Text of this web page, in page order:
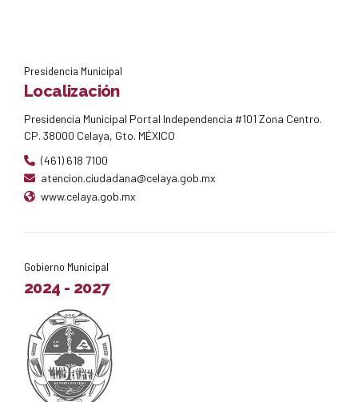
Presidencia Municipal
Localización
Presidencia Municipal Portal Independencia #101 Zona Centro.
CP. 38000 Celaya, Gto. MÉXICO
(461) 618 7100
atencion.ciudadana@celaya.gob.mx
www.celaya.gob.mx
Gobierno Municipal
2024 - 2027